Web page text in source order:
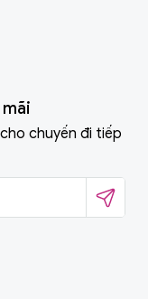
cho chuyến đi tiếp